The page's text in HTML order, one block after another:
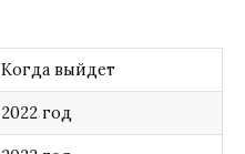
Когда выйдет
2022 год